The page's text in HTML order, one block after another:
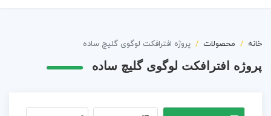
خانه محصولات پروژه افترافکت لوگوی گلیچ ساده
پروژه افترافکت لوگوی گلیچ ساده